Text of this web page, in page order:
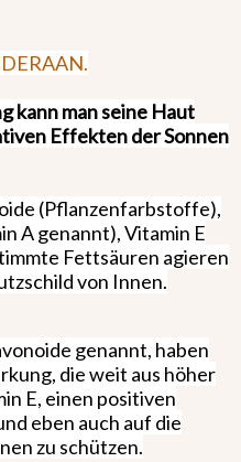
kann man seine Haut
Effekten der Sonnen
(Pflanzenfarbstoffe),
A genannt), Vitamin E
Fettsäuren agieren
von Innen.
genannt, haben
die weit aus höher
E, einen positiven
eben auch auf die
zu schützen.